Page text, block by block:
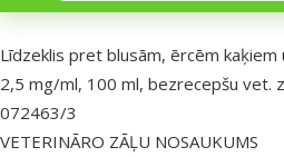
superzoo.product.detail.content
Līdzeklis pret blusām, ērcēm
2,5 mg/ml, 100 ml, bezrecepšu vet.
072463/3
VETERINĀRO ZĀĻU NOSAUKUMS